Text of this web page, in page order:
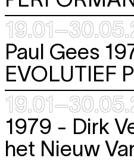
Paul Gees
EVOLUTIEF
1979 - Dirk
het Nieuw